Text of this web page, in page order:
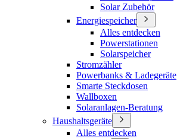
Solar Zubehör
Energiespeicher
Alles entdecken
Powerstationen
Solarspeicher
Stromzähler
Powerbanks & Ladegeräte
Smarte Steckdosen
Wallboxen
Solaranlagen-Beratung
Haushaltsgeräte
Alles entdecken